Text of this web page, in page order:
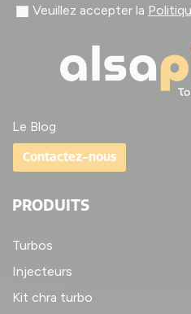
Veuillez accepter la
Le Blog
Contactez-nous
PRODUITS
Turbos
Injecteurs
Kit chra turbo